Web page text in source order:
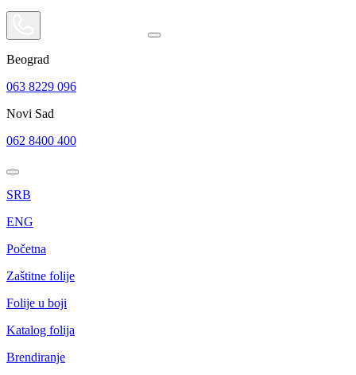
Beograd
063 8229 096
Novi Sad
062 8400 400
SRB
ENG
Početna
Zaštitne folije
Folije u boji
Katalog folija
Brendiranje